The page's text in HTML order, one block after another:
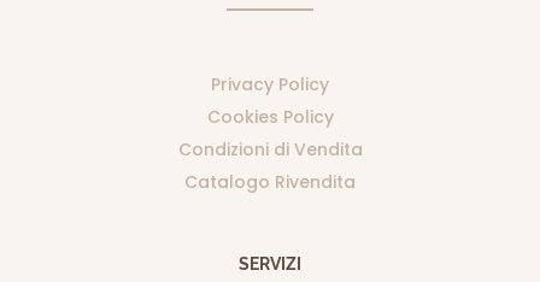
Privacy Policy
Cookies Policy
Condizioni di Vendita
Catalogo Rivendita
SERVIZI